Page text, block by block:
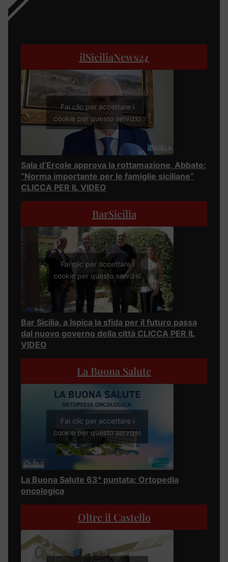
ilSiciliaNews24
Fai clic per accettare i
cookie per questo servizio
Sala d’Ercole approva la rottamazione, Abbate:
“Norma importante per le famiglie siciliane”
CLICCA PER IL VIDEO
BarSicilia
Fai clic per accettare i
cookie per questo servizio
Bar Sicilia, a Ispica la sfida per il futuro passa
dal nuovo governo della città CLICCA PER IL
VIDEO
La Buona Salute
Fai clic per accettare i
cookie per questo servizio
La Buona Salute 63° puntata: Ortopedia
oncologica
Oltre il Castello